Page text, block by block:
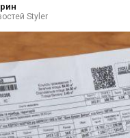
Styler